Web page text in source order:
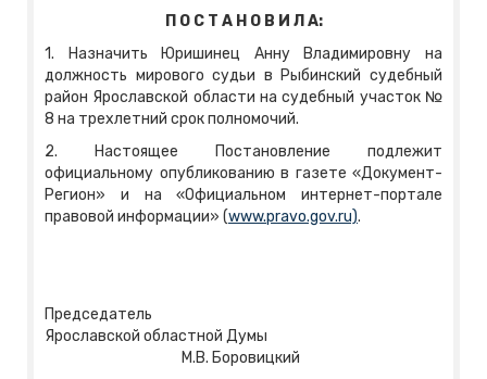
П О С Т А Н О В И Л А:
1. Назначить Юришинец Анну Владимировну на
должность мирового судьи в Рыбинский судебный
район Ярославской области на судебный участок №
8 на трехлетний срок полномочий.
2. Настоящее Постановление подлежит
официальному опубликованию в газете «Документ-
Регион» и на «Официальном интернет-портале
правовой информации» (www.pravo.gov.ru).
Председатель
Ярославской областной Думы
М.В. Боровицкий